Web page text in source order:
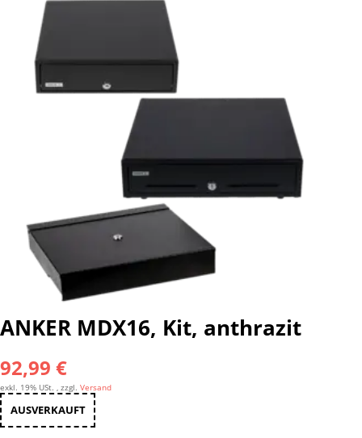
ANKER MDX16, Kit, anthrazit
92,99 €
exkl. 19% USt. , zzgl. Versand
AUSVERKAUFT